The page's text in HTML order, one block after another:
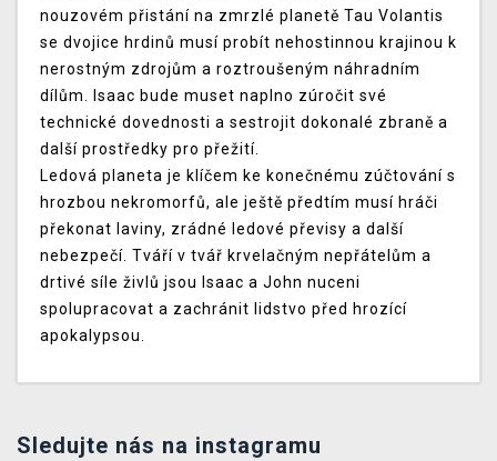
nouzovém přistání na zmrzlé planetě Tau Volantis
se dvojice hrdinů musí probít nehostinnou krajinou k
nerostným zdrojům a roztroušeným náhradním
dílům. Isaac bude muset naplno zúročit své
technické dovednosti a sestrojit dokonalé zbraně a
další prostředky pro přežití.
Ledová planeta je klíčem ke konečnému zúčtování s
hrozbou nekromorfů, ale ještě předtím musí hráči
překonat laviny, zrádné ledové převisy a další
nebezpečí. Tváří v tvář krvelačným nepřátelům a
drtivé síle živlů jsou Isaac a John nuceni
spolupracovat a zachránit lidstvo před hrozící
apokalypsou.
Sledujte nás na instagramu